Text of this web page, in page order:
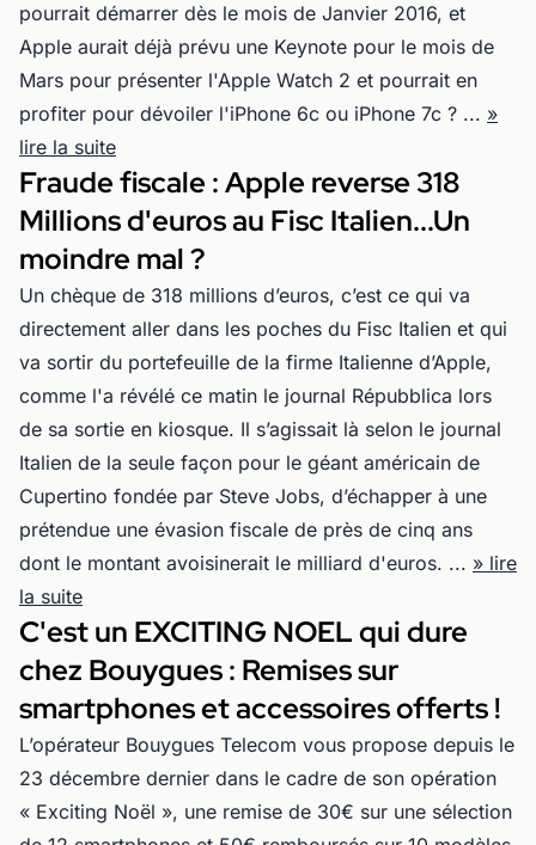
pourrait démarrer dès le mois de Janvier 2016, et
Apple aurait déjà prévu une Keynote pour le mois de
Mars pour présenter l'Apple Watch 2 et pourrait en
profiter pour dévoiler l'iPhone 6c ou iPhone 7c ? ... »
lire la suite
Fraude fiscale : Apple reverse 318
Millions d'euros au Fisc Italien...Un
moindre mal ?
Un chèque de 318 millions d’euros, c’est ce qui va
directement aller dans les poches du Fisc Italien et qui
va sortir du portefeuille de la firme Italienne d’Apple,
comme l'a révélé ce matin le journal Répubblica lors
de sa sortie en kiosque. Il s’agissait là selon le journal
Italien de la seule façon pour le géant américain de
Cupertino fondée par Steve Jobs, d’échapper à une
prétendue une évasion fiscale de près de cinq ans
dont le montant avoisinerait le milliard d'euros. ... » lire
la suite
C'est un EXCITING NOEL qui dure
chez Bouygues : Remises sur
smartphones et accessoires offerts !
L’opérateur Bouygues Telecom vous propose depuis le
23 décembre dernier dans le cadre de son opération
« Exciting Noël », une remise de 30€ sur une sélection